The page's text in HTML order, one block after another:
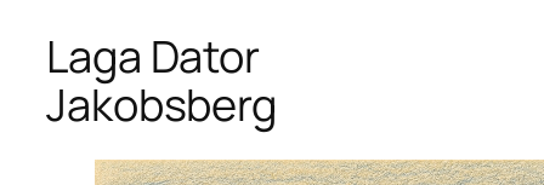
Laga Dator
Jakobsberg